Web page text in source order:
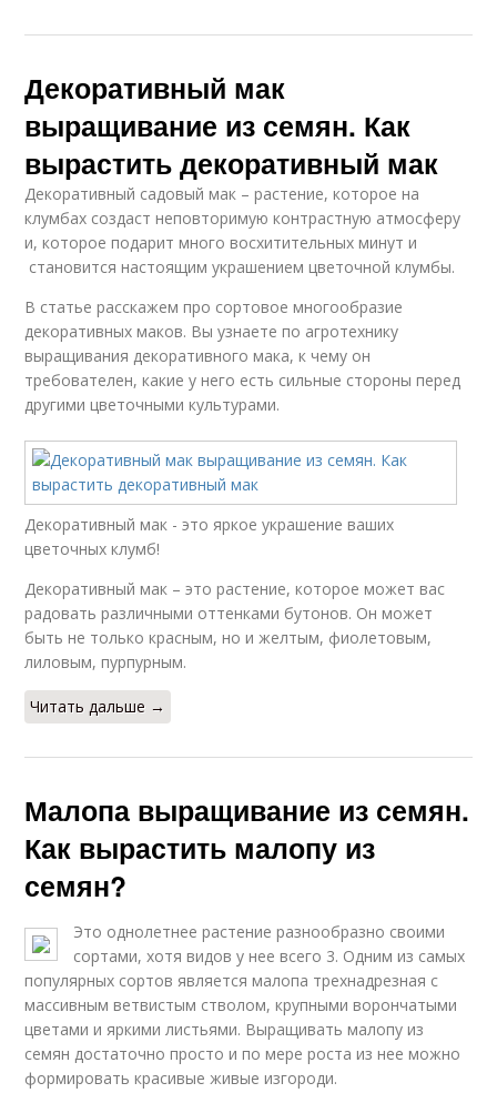
Декоративный мак
выращивание из семян. Как
вырастить декоративный мак
Декоративный садовый мак – растение, которое на
клумбах создаст неповторимую контрастную атмосферу
и, которое подарит много восхитительных минут и
становится настоящим украшением цветочной клумбы.
В статье расскажем про сортовое многообразие
декоративных маков. Вы узнаете по агротехнику
выращивания декоративного мака, к чему он
требователен, какие у него есть сильные стороны перед
другими цветочными культурами.
Декоративный мак - это яркое украшение ваших
цветочных клумб!
Декоративный мак – это растение, которое может вас
радовать различными оттенками бутонов. Он может
быть не только красным, но и желтым, фиолетовым,
лиловым, пурпурным.
Читать дальше →
Малопа выращивание из семян.
Как вырастить малопу из
семян?
Это однолетнее растение разнообразно своими
сортами, хотя видов у нее всего 3. Одним из самых
популярных сортов является малопа трехнадрезная с
массивным ветвистым стволом, крупными ворончатыми
цветами и яркими листьями. Выращивать малопу из
семян достаточно просто и по мере роста из нее можно
формировать красивые живые изгороди.